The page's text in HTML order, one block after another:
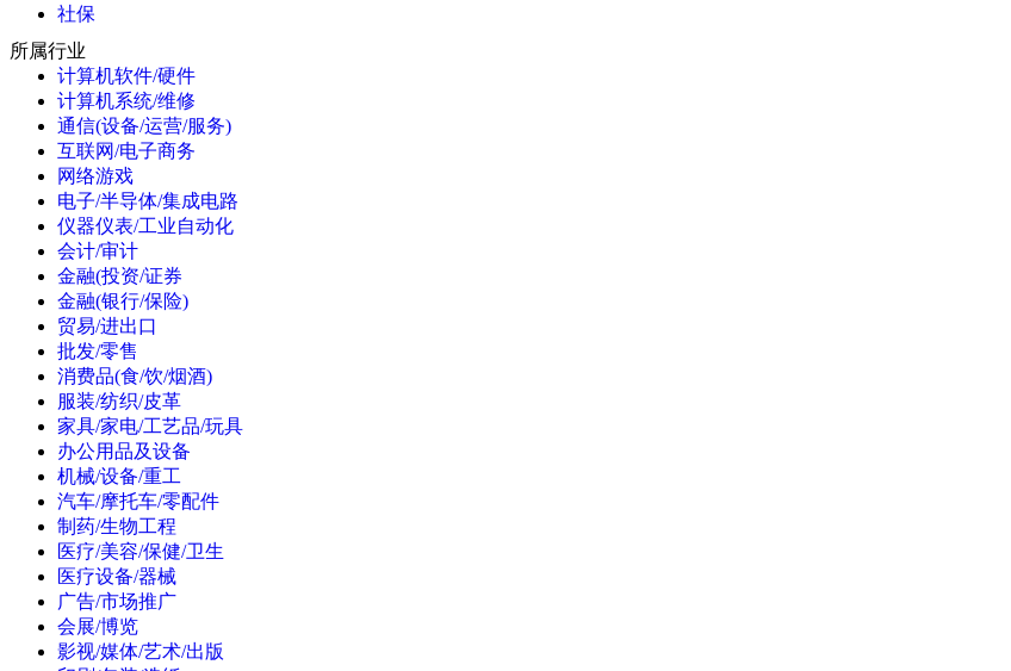
社保
所属行业
计算机软件/硬件
计算机系统/维修
通信(设备/运营/服务)
互联网/电子商务
网络游戏
电子/半导体/集成电路
仪器仪表/工业自动化
会计/审计
金融(投资/证券
金融(银行/保险)
贸易/进出口
批发/零售
消费品(食/饮/烟酒)
服装/纺织/皮革
家具/家电/工艺品/玩具
办公用品及设备
机械/设备/重工
汽车/摩托车/零配件
制药/生物工程
医疗/美容/保健/卫生
医疗设备/器械
广告/市场推广
会展/博览
影视/媒体/艺术/出版